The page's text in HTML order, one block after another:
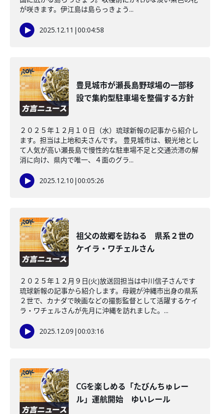
が咲きます。伊江島は島らっきょう...
2025.12.11 |00:04:58
豊見城市が瀬長島野球場の一部移
設で集約型駐車場を整備する方針
２０２５年１２月１０日（水）琉球新報の記事から紹介し
ます。担当は上地和夫さんです。 豊見城市は、観光地とし
て人気が高い瀬長島で慢性的な駐車場不足と交通渋滞の解
消に向け、県内で唯一、４面のグラ...
2025.12.10 |00:05:26
祖父の故郷を訪ねる 県系２世の
ケイラ・ワチェルさん
２０２５年１２月９日(火)放送回担当は中川信子さんです
琉球新報の記事から紹介します。母親が沖縄市出身の県系
２世で、カナダで映画などの撮影監督として活躍するケイ
ラ・ワチェルさんが先月に沖縄を訪れました。...
2025.12.09 |00:03:16
CGを楽しめる「たびんちゅレー
ル」運航開始 ゆいレール